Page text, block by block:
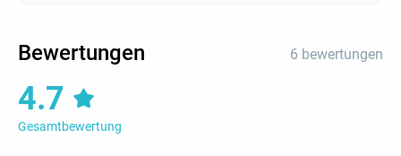
Bewertungen 6 bewertungen
4.7
Gesamtbewertung